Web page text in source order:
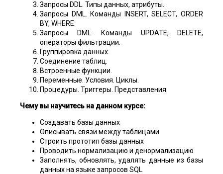
Запросы DDL. Типы данных, атрибуты.
Запросы DML. Команды INSERT, SELECT, ORDER
BY, WHERE.
Запросы DML. Команды UPDATE, DELETE,
операторы фильтрации.
Группировка данных.
Соединение таблиц.
Встроенные функции.
Переменные. Условия. Циклы.
Процедуры. Триггеры. Представления.
Чему вы научитесь на данном курсе:
Создавать базы данных
Описывать связи между таблицами
Строить прототип базы данных
Проводить нормализацию и денормализацию
Заполнять, обновлять, удалять данные из базы
данных на языке запросов SQL